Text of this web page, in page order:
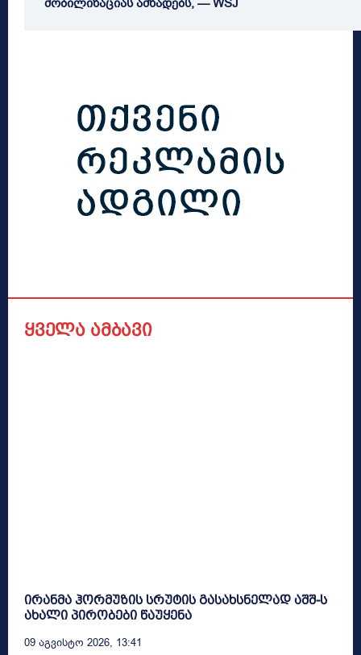
მობილიზაციას ამზადებს, — WSJ
ყველა ამბავი
ირანმა ჰორმუზის სრუტის გასახსნელად აშშ-ს
ახალი პირობები წაუყენა
09 Აგვისტო 2026, 13:41